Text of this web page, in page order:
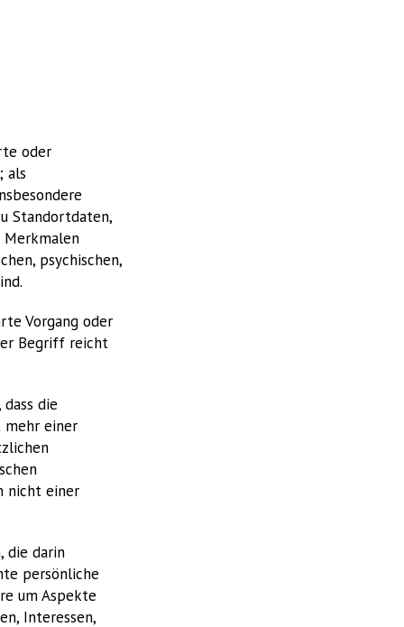
oder
als
Standortdaten,
Merkmalen
psychischen,
Vorgang oder
Begriff reicht
die
mehr einer
nicht einer
die darin
persönliche
um Aspekte
Interessen,